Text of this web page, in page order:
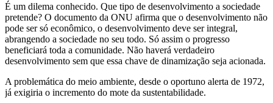
É um dilema conhecido. Que tipo de desenvolvimento a sociedade
pretende? O documento da ONU afirma que o desenvolvimento não
pode ser só econômico, o desenvolvimento deve ser integral,
abrangendo a sociedade no seu todo. Só assim o progresso
beneficiará toda a comunidade. Não haverá verdadeiro
desenvolvimento sem que essa chave de dinamização seja acionada.
A problemática do meio ambiente, desde o oportuno alerta de 1972,
já exigiria o incremento do mote da sustentabilidade.